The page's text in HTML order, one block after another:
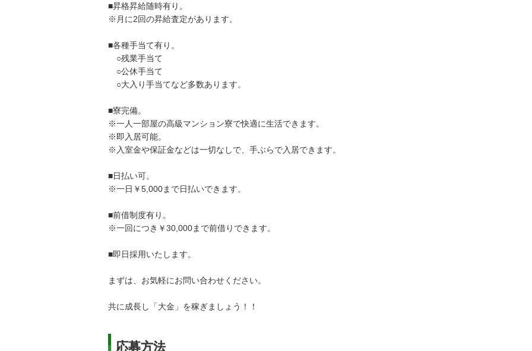
■昇格昇給随時有り。
※月に2回の昇給査定があります。
■各種手当て有り。
○残業手当て
○公休手当て
○大入り手当てなど多数あります。
■寮完備。
※一人一部屋の高級マンション寮で快適に生活できます。
※即入居可能。
※入室金や保証金などは一切なしで、手ぶらで入居できます。
■日払い可。
※一日￥5,000まで日払いできます。
■前借制度有り。
※一回につき￥30,000まで前借りできます。
■即日採用いたします。
まずは、お気軽にお問い合わせください。
共に成長し「大金」を稼ぎましょう！！
応募方法